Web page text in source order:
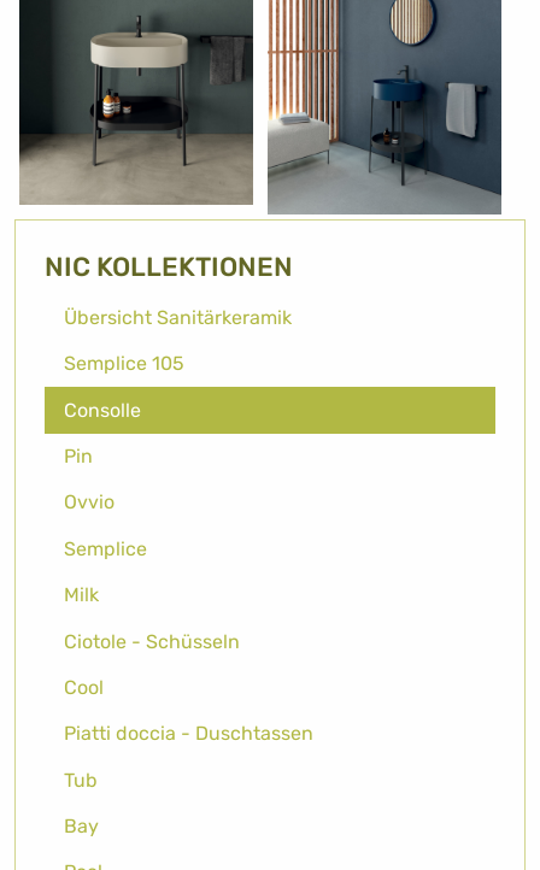
NIC KOLLEKTIONEN
Übersicht Sanitärkeramik
Semplice 105
Consolle
Pin
Ovvio
Semplice
Milk
Ciotole - Schüsseln
Cool
Piatti doccia - Duschtassen
Tub
Bay